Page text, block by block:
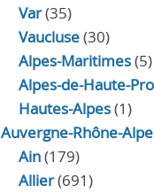
Var(35)
Vaucluse(30)
Alpes-Maritimes(5)
Alpes-de-Haute-
Hautes-Alpes(1)
Auvergne-Rhône-
Ain(179)
Allier(691)